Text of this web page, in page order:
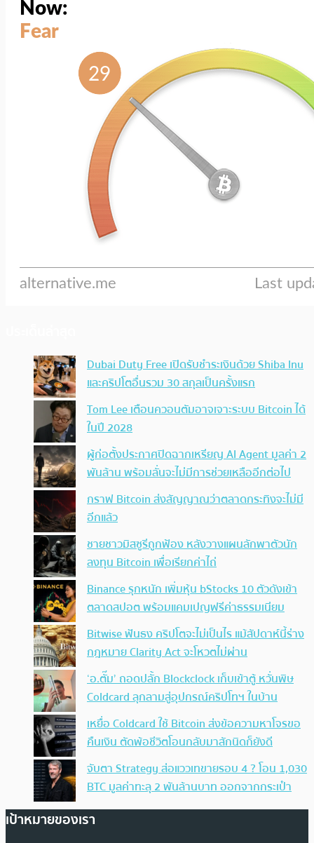
Dubai Duty Free เปิดรับชำระเงินด้วย Shiba Inu
และคริปโตอื่นรวม 30 สกุลเป็นครั้งแรก
Tom Lee เตือนควอนตัมอาจเจาะระบบ Bitcoin ได้
ในปี 2028
ผู้ก่อตั้งประกาศปิดฉากเหรียญ AI Agent มูลค่า 2
พันล้าน พร้อมลั่นจะไม่มีการช่วยเหลืออีกต่อไป
กราฟ Bitcoin ส่งสัญญาณว่าตลาดกระทิงจะไม่มี
อีกแล้ว
ชายชาวมิสซูรีถูกฟ้อง หลังวางแผนลักพาตัวนัก
ลงทุน Bitcoin เพื่อเรียกค่าไถ่
Binance รุกหนัก เพิ่มหุ้น bStocks 10 ตัวดังเข้า
ตลาดสปอต พร้อมแคมเปญฟรีค่าธรรมเนียม
Bitwise ฟันธง คริปโตจะไม่เป็นไร แม้สัปดาห์นี้ร่าง
กฎหมาย Clarity Act จะโหวตไม่ผ่าน
‘อ.ตั๊ม’ ถอดปลั้ก Blockclock เก็บเข้าตู้ หวั่นพิษ
Coldcard ลุกลามสู่อุปกรณ์คริปโทฯ ในบ้าน
เหยื่อ Coldcard ใช้ Bitcoin ส่งข้อความหาโจรขอ
คืนเงิน ตัดพ้อชีวิตโอนกลับมาสักนิดก็ยังดี
จับตา Strategy ส่อแววเทขายรอบ 4 ? โอน 1,030
BTC มูลค่าทะลุ 2 พันล้านบาท ออกจากกระเป๋า
เป้าหมายของเรา